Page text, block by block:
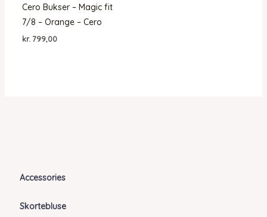
Accessories
Skortebluse
Cero Bukser – Magic fit
7/8 – Orange – Cero
kr. 799,00